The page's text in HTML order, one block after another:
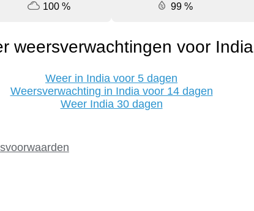
100 %
99 %
weersverwachtingen voor India
Weer in India voor 5 dagen
Weersverwachting in India voor 14 dagen
Weer India 30 dagen